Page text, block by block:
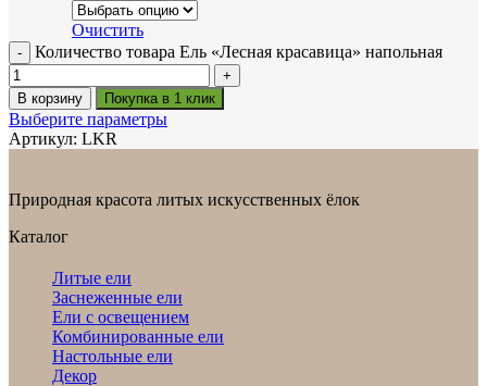
Очистить
Количество товара Ель «Лесная красавица» напольная
В корзину Покупка в 1 клик
Выберите параметры
Артикул: LKR
Природная красота литых искусственных ёлок
Каталог
Литые ели
Заснеженные ели
Ели с освещением
Комбинированные ели
Настольные ели
Декор